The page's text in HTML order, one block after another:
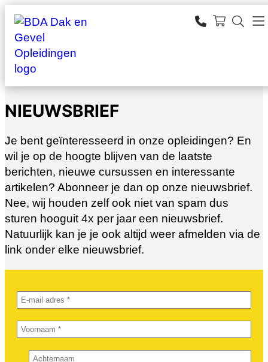
Ga
naar
de
inhoud
SEARCH
NIEUWSBRIEF
Je bent geïnteresseerd in onze opleidingen? En
wil je op de hoogte blijven van de laatste
berichten, nieuwe cursussen en interessante
artikelen? Abonneer je dan op onze nieuwsbrief.
Nee, wij houden zelf ook niet van spam dus
sturen hooguit 4x per jaar een nieuwsbrief.
Natuurlijk kan je je ook altijd weer afmelden via de
link onder elke nieuwsbrief.